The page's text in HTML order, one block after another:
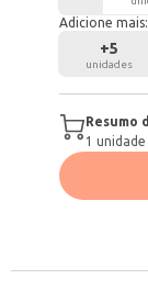
Adicione mais:
+5
unidades
Resumo
1 unidade